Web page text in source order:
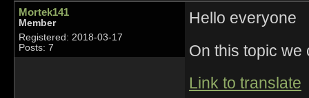
Mortek141
Member
Registered: 2018-03-17
Posts: 7
Hello everyone
On this topic we
Link to translate